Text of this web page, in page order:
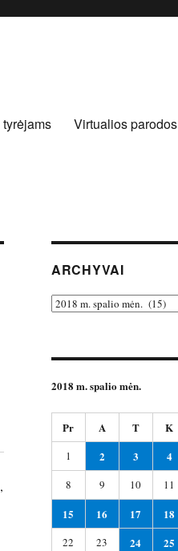
Virtualios parodos
ARCHYVAI
Archyvai
2018 m. spalio mėn.
Pr A T K
1 2 3 4
8
9 10 11
15 16 17 18
22
23 24 25